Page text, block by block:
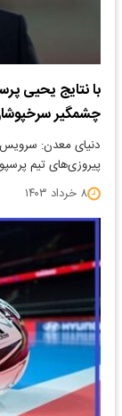
با نتایج یحیی
چشمگیر
دنیای معدن: سرویس
پیروزی‌های تیم
۸ خرداد ۱۴۰۳